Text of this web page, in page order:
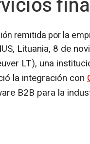
remitida por la
, Lituania, 8 de
LT), una
la integración con
B2B para la